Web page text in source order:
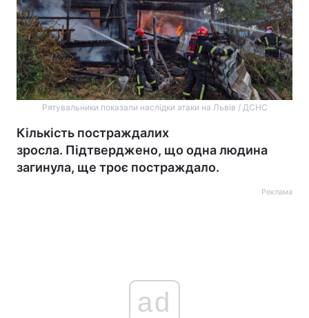
Рятувальники показали наслідки атаки на Львів / ДСНС
Кількість постраждалих
зросла. Підтверджено, що одна людина
загинула, ще троє постраждало.
Реклама
ad